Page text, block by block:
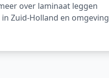
over laminaat leggen
Zuid-Holland en omgeving